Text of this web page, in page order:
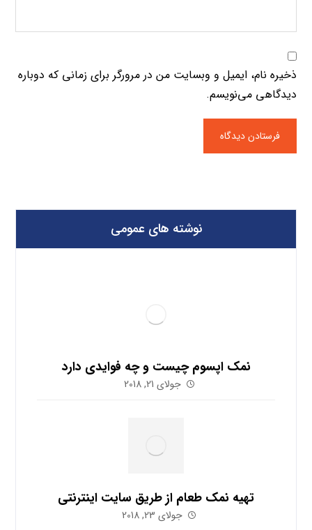
ذخیره نام، ایمیل و وبسایت من در مرورگر برای زمانی که دوباره
دیدگاهی می‌نویسم.
نوشته های عمومی
نمک اپسوم چیست و چه فوایدی دارد
جولای 21, 2018
تهیه نمک طعام از طریق سایت اینترنتی
جولای 23, 2018